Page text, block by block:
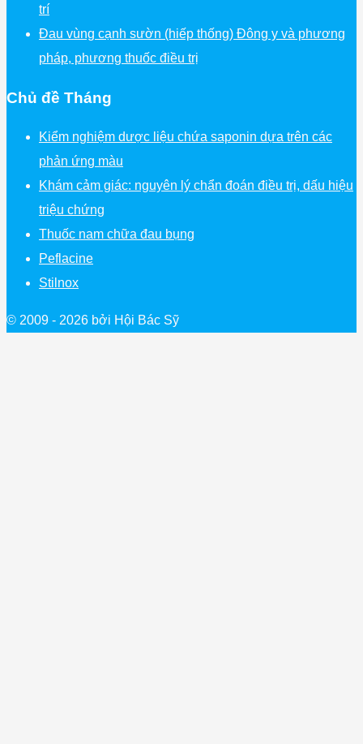
trí
Đau vùng cạnh sườn (hiếp thống) Đông y và phương
pháp, phương thuốc điều trị
Chủ đề Tháng
Kiểm nghiệm dược liệu chứa saponin dựa trên các
phản ứng màu
Khám cảm giác: nguyên lý chẩn đoán điều trị, dấu hiệu
triệu chứng
Thuốc nam chữa đau bụng
Peflacine
Stilnox
© 2009 - 2026 bởi Hội Bác Sỹ